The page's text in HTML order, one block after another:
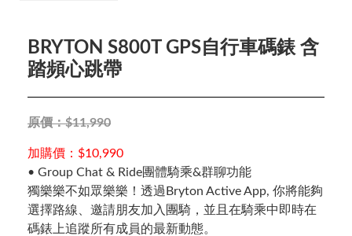
BRYTON S800T GPS自行車碼錶 含
踏頻心跳帶
原價：$11,990
加購價：$10,990
• Group Chat & Ride團體騎乘&群聊功能
獨樂樂不如眾樂樂！透過Bryton Active App, 你將能夠
選擇路線、邀請朋友加入團騎，並且在騎乘中即時在
碼錶上追蹤所有成員的最新動態。
Close